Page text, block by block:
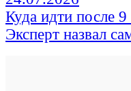
Куда идти после 9
Эксперт назвал